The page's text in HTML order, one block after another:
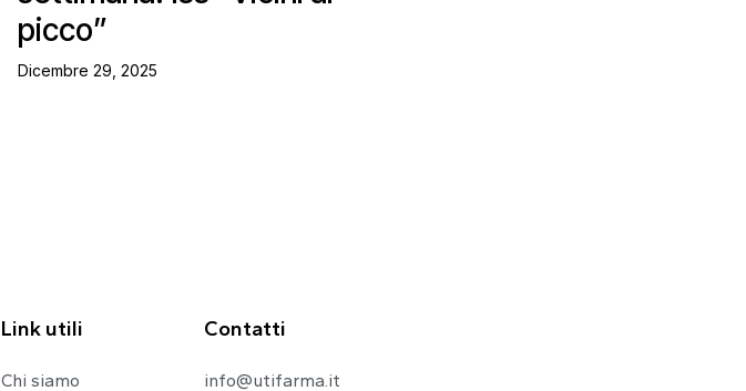
picco”
Dicembre 29, 2025
Link utili
Chi siamo
Contatti
info@utifarma.it